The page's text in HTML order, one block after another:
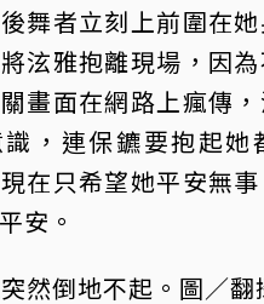
舞者立刻上前圍在
泫雅抱離現場，因
畫面在網路上瘋傳
，連保鑣要抱起她
在只希望她平安無
安。